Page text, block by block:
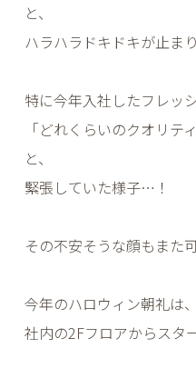
と、
ハラハラドキドキが止ま
特に今年入社したフレッ
「どれくらいのクオリテ
と、
緊張していた様子…！
その不安そうな顔もまた
今年のハロウィン朝礼は、
社内の2Fフロアからスタ